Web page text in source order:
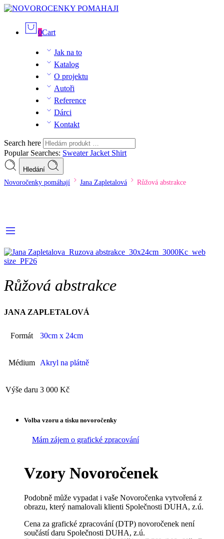
0Cart
Jak na to
Katalog
O projektu
Autoři
Reference
Dárci
Kontakt
Search here
Popular Searches: SweaterJacket Shirt
Hledání
Novoročenky pomáhají Jana Zapletalová Růžová abstrakce
Růžová abstrakce
JANA ZAPLETALOVÁ
Formát 30cm x 24cm
Médium Akryl na plátně
Výše daru 3 000 Kč
Volba vzoru a tisku novoročenky
Mám zájem o grafické zpracování
Vzory Novoročenek
Podobně může vypadat i vaše Novoročenka vytvořená z
obrazu, který namalovali klienti Společnosti DUHA, z.ú.
Cena za grafické zpracování (DTP) novoročenek není
součástí daru Společnosti DUHA, z.ú.